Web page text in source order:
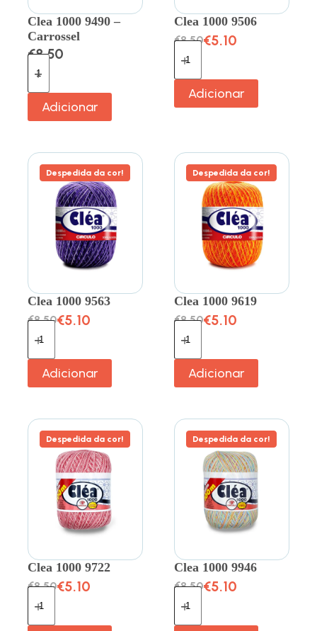
Clea 1000 9490 –
Carrossel
€8.50
Adicionar
Clea 1000 9506
€8.50€5.10
Adicionar
Despedida da cor!
Clea 1000 9563
€8.50€5.10
Adicionar
Despedida da cor!
Clea 1000 9619
€8.50€5.10
Adicionar
Despedida da cor!
Clea 1000 9722
€8.50€5.10
Despedida da cor!
Clea 1000 9946
€8.50€5.10